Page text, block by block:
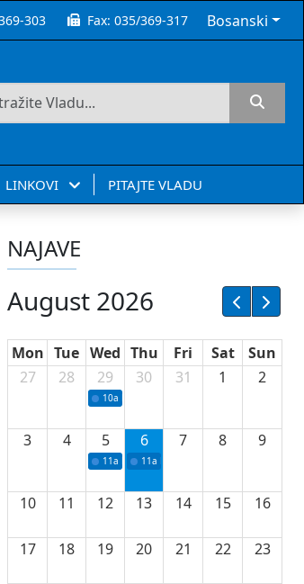
303 Fax:035/369-317 Bosanski
LINKOVI PITAJTE VLADU
NAJAVE
August 2026
Mon Tue Wed Thu Fri Sat
Sun
27
28 29
10a Potpisivanje ugovora sa neprofitnim
30 31 1 2
3 4 5
11a Potpisivanje ugovora o stipendijama
6
11a Podrška razvoju vodne
7 8 9
10 11 12 13 14 15 16
17 18 19 20 21 22 23